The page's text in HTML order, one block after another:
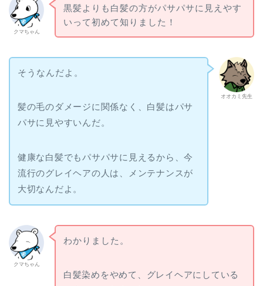
クマちゃん
黒髪よりも白髪の方がパサパサに見えやす
いって初めて知りました！
オオカミ先生
そうなんだよ。
髪の毛のダメージに関係なく、白髪はパサ
パサに見やすいんだ。
健康な白髪でもパサパサに見えるから、今
流行のグレイヘアの人は、メンテナンスが
大切なんだよ。
クマちゃん
わかりました。
白髪染めをやめて、グレイヘアにしている